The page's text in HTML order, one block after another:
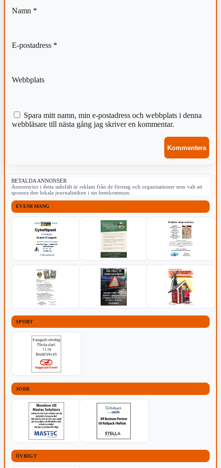
Namn *
E-postadress *
Webbplats
Spara mitt namn, min e-postadress och webbplats i denna
webbläsare till nästa gång jag skriver en kommentar.
BETALDA ANNONSER
Annonsytor i detta sidofält är reklam från de företag och organisationer som valt att
sponsra den lokala journalistiken i sin hemkommun.
EVENEMANG
SPORT
JOBB
ÖVRIGT